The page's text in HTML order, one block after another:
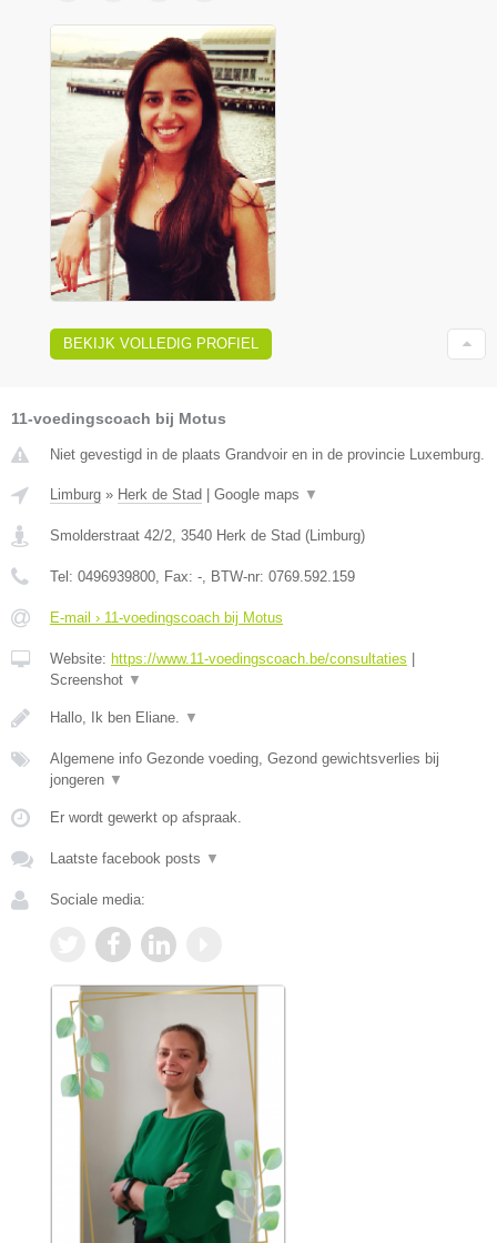
BEKIJK VOLLEDIG PROFIEL
11-voedingscoach bij Motus
Niet gevestigd in de plaats Grandvoir en in de provincie Luxemburg.
Limburg » Herk de Stad Google maps ▼
Smolderstraat 42/2 3540 Herk de Stad ( Limburg)
Tel: 0496939800 , Fax: - , BTW-nr: 0769.592.159
E-mail › 11-voedingscoach bij Motus
Website: https://www.11-voedingscoach.be/consultaties
Screenshot ▼
Hallo, Ik ben Eliane. ▼
Algemene info Gezonde voeding, Gezond gewichtsverlies bij
jongeren ▼
Er wordt gewerkt op afspraak.
Laatste facebook posts ▼
Sociale media: